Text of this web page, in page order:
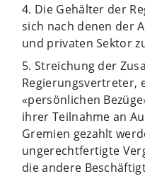
4. Die Gehälter der
sich nach denen der
und privaten Sektor
5. Streichung der
Regierungsvertreter,
«persönlichen
ihrer Teilnahme an
Gremien gezahlt
ungerechtfertigte
die andere